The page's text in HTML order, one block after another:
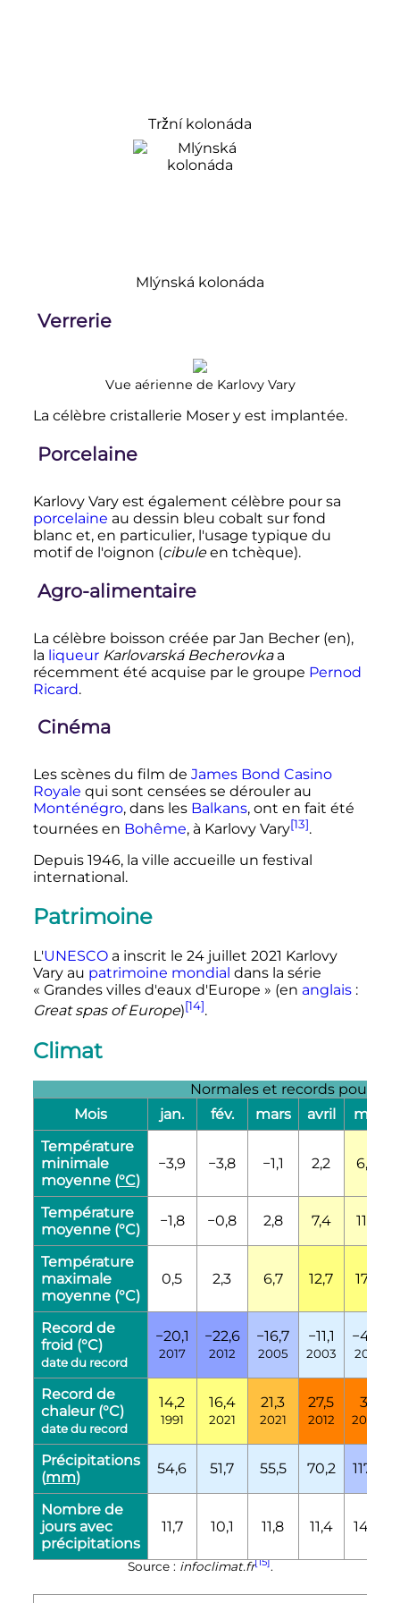
Tržní kolonáda
Mlýnská kolonáda
Verrerie
Vue aérienne de Karlovy Vary
La célèbre cristallerie Moser y est implantée.
Porcelaine
Karlovy Vary est également célèbre pour sa
porcelaine au dessin bleu cobalt sur fond
blanc et, en particulier, l'usage typique du
motif de l'oignon (cibuleen tchèque).
Agro-alimentaire
La célèbre boisson créée par Jan Becher (en),
la liqueur Karlovarská Becherovkaa
récemment été acquise par le groupe Pernod
Ricard.
Cinéma
Les scènes du film de James Bond Casino
Royale qui sont censées se dérouler au
Monténégro, dans les Balkans, ont en fait été
tournées en Bohême, à Karlovy Vary[13].
Depuis 1946, la ville accueille un festival
international.
Patrimoine
L'UNESCOa inscrit le 24 juillet 2021 Karlovy
Vary au patrimoine mondial dans la série
« Grandes villes d'eaux d'Europe » (en anglais :
Great spas of Europe)[14].
Climat
Normales et records pour la
Mois
jan. fév. mars avril
mai
Température
minimale
moyenne (°C)
−3,9 −3,8 −1,1 2,2 6,4
Température
moyenne (°C)
−1,8 −0,8 2,8 7,4 11,7
Température
maximale
moyenne (°C)
0,5 2,3 6,7 12,7 17,2
Record de
froid (°C)
date du record
−20,1
2017
−22,6
2012
−16,7
2005
−11,1
2003
−4,9
2011
Record de
chaleur (°C)
date du record
14,2
1991
16,4
2021
21,3
2021
27,5
2012
31
2005
Précipitations
(mm)
54,6 51,7 55,5 70,2 117,2
Nombre de
jours avec
précipitations
11,7 10,1 11,8 11,4 14,3
Source : infoclimat.fr[15].